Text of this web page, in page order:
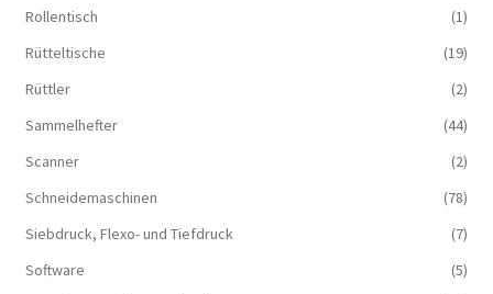
Rollentisch
(1)
Rütteltische
(19)
Rüttler
(2)
Sammelhefter
(44)
Scanner
(2)
Schneidemaschinen
(78)
Siebdruck, Flexo- und Tiefdruck
(7)
Software
(5)